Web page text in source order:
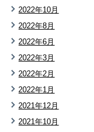
2022年10月
2022年8月
2022年6月
2022年3月
2022年2月
2022年1月
2021年12月
2021年10月